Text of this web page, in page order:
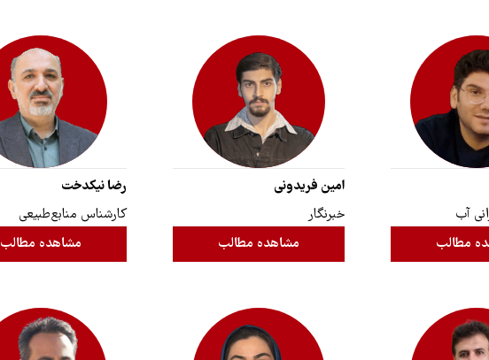
آب
مطالب
امین فریدونی
خبرنگار
مشاهده مطالب
رضا نیکدخت
کارشناس منابع‌طبیعی
مشاهده مطالب